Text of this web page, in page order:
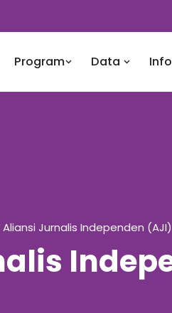
Program Data
Aliansi Jurnalis Independen (AJI)